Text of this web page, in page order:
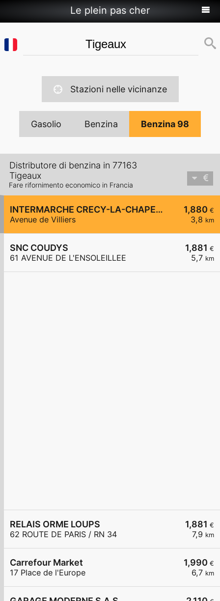
Le plein pas cher
Stazioni nelle vicinanze
Gasolio Benzina Benzina 98
Distributore di benzina in 77163
Tigeaux
Fare rifornimento economico in Francia
1,880 €
3,8 km
INTERMARCHE CRECY-LA-CHAPELLE
Avenue de Villiers
1,881 €
5,7 km
SNC COUDYS
61 AVENUE DE L'ENSOLEILLEE
1,881 €
7,9 km
RELAIS ORME LOUPS
62 ROUTE DE PARIS / RN 34
1,990 €
6,7 km
Carrefour Market
17 Place de l'Europe